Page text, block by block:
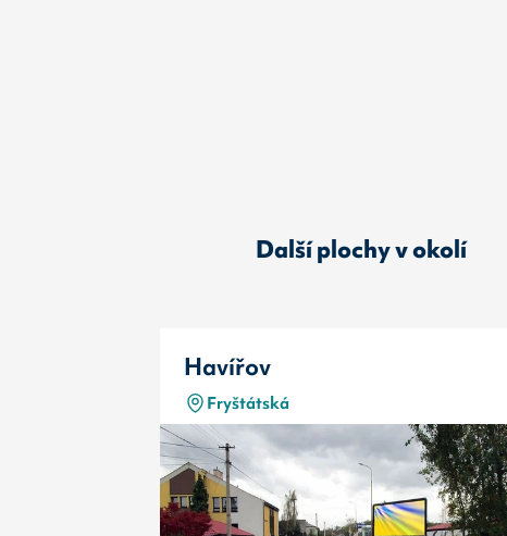
Další plochy v okolí
Havířov
Fryštátská